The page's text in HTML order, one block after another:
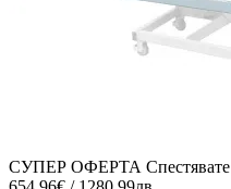
СУПЕР ОФЕРТА Спестявате